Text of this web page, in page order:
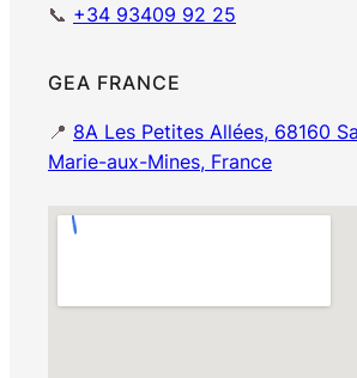
📞 +34 93409 92 25
GEA FRANCE
📍 8A Les Petites Allées, 68160
Marie-aux-Mines, France